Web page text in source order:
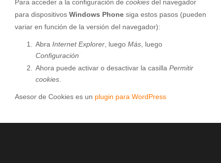
Para acceder a la configuración de cookies del navegador
para dispositivos Windows Phone siga estos pasos (pueden
variar en función de la versión del navegador):
Abra Internet Explorer , luego Más , luego
Configuración
Ahora puede activar o desactivar la casilla Permitir
cookies
Asesor de Cookies es un plugin para WordPress